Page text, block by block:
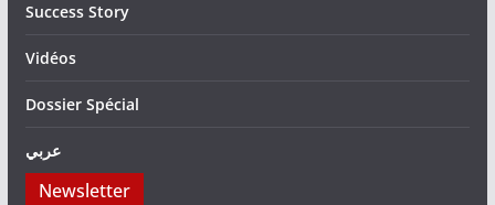
Success Story
Vidéos
Dossier Spécial
عربي
Newsletter